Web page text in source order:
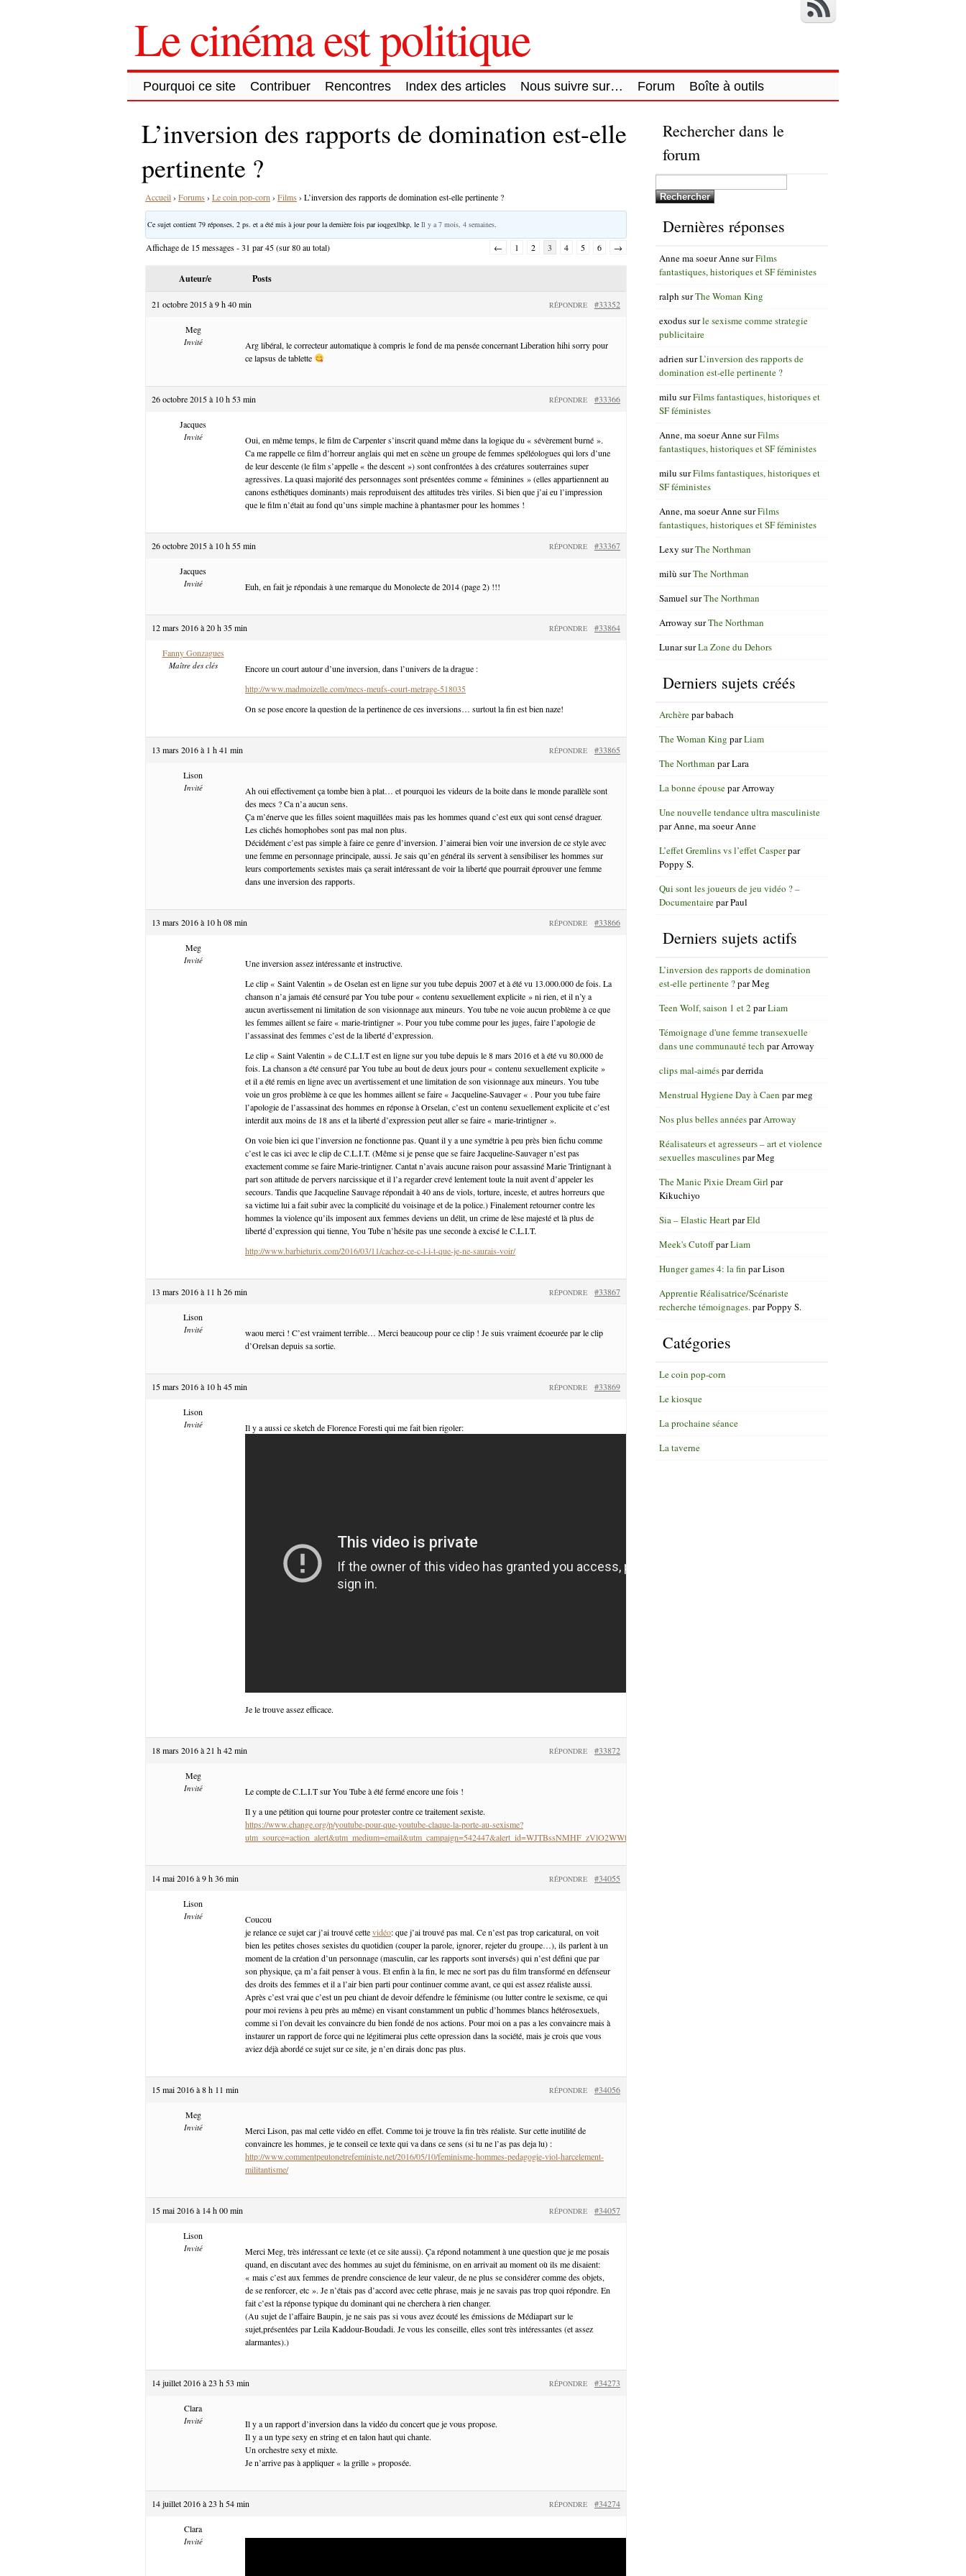
Le cinéma est politique
Pourquoi ce site Contribuer Rencontres Index des articles Nous suivre sur… Forum Boîte à outils
L’inversion des rapports de domination est-elle
pertinente ?
Accueil› Forums › Le coin pop-corn › Films › L’inversion des rapports de domination est-elle pertinente ?
Ce sujet contient 79 réponses, 2 ps. et a été mis à jour pour la dernière fois parioqgexlbkp , le Il y a 7 mois, 4 semaines
Affichage de 15 messages - 31 par 45 (sur 80 au total) ← 1 2 3 4 5 6 →
Auteur/e Posts
21 octobre 2015 à 9 h 40 min #33352
RÉPONDRE
Meg
Invité
Arg libéral, le correcteur automatique à compris le fond de ma pensée concernant Liberation hihi sorry pour
ce lapsus de tablette
26 octobre 2015 à 10 h 53 min #33366
RÉPONDRE
Jacques
Invité
Oui, en même temps, le film de Carpenter s’inscrit quand même dans la logique du « sévèrement burné ».
Ca me rappelle ce film d’horreur anglais qui met en scène un groupe de femmes spéléologues qui lors d’une
de leur descente (le film s’appelle « the descent ») sont confrontées à des créatures souterraines super
agressives. La quasi majorité des personnages sont présentées comme « féminines » (elles appartiennent au
canons esthétiques dominants) mais reproduisent des attitudes très viriles. Si bien que j’ai eu l’impression
que le film n’était au fond qu’uns simple machine à phantasmer pour les hommes !
26 octobre 2015 à 10 h 55 min #33367
RÉPONDRE
Jacques
Invité Euh, en fait je répondais à une remarque du Monolecte de 2014 (page 2) !!!
12 mars 2016 à 20 h 35 min #33864
RÉPONDRE
Fanny Gonzagues
Maître des clés
Encore un court autour d’une inversion, dans l’univers de la drague :
http://www.madmoizelle.com/mecs-meufs-court-metrage-518035
On se pose encore la question de la pertinence de ces inversions… surtout la fin est bien naze!
13 mars 2016 à 1 h 41 min #33865
RÉPONDRE
Lison
Invité
Ah oui effectivement ça tombe bien à plat… et pourquoi les videurs de la boite dans le monde parallèle sont
des mecs ? Ca n’a aucun sens.
Ça m’énerve que les filles soient maquillées mais pas les hommes quand c’est eux qui sont censé draguer.
Les clichés homophobes sont pas mal non plus.
Décidément c’est pas simple à faire ce genre d’inversion. J’aimerai bien voir une inversion de ce style avec
une femme en personnage principale, aussi. Je sais qu’en général ils servent à sensibiliser les hommes sur
leurs comportements sexistes mais ça serait intéressant de voir la liberté que pourrait éprouver une femme
dans une inversion des rapports.
13 mars 2016 à 10 h 08 min #33866
RÉPONDRE
Meg
Invité
Une inversion assez intéressante et instructive.
Le clip « Saint Valentin » de Oselan est en ligne sur you tube depuis 2007 et à été vu 13.000.000 de fois. La
chanson n’a jamais été censuré par You tube pour « contenu sexuellement explicite » ni rien, et il n’y a
aucun avertissement ni limitation de son visionnage aux mineurs. You tube ne voie aucun problème à ce que
les femmes aillent se faire « marie-trintigner ». Pour you tube comme pour les juges, faire l’apologie de
l’assassinat des femmes c’est de la liberté d’expression.
Le clip « Saint Valentin » de C.L.I.T est en ligne sur you tube depuis le 8 mars 2016 et à été vu 80.000 de
fois. La chanson a été censuré par You tube au bout de deux jours pour « contenu sexuellement explicite »
et il a été remis en ligne avec un avertissement et une limitation de son visionnage aux mineurs. You tube
voie un gros problème à ce que les hommes aillent se faire « Jacqueline-Sauvager « . Pour you tube faire
l’apologie de l’assassinat des hommes en réponse à Orselan, c’est un contenu sexuellement explicite et c’est
interdit aux moins de 18 ans et la liberté d’expression peut aller se faire « marie-trintigner ».
On voie bien ici que l’inversion ne fonctionne pas. Quant il y a une symétrie à peu près bien fichu comme
c’est le cas ici avec le clip de C.L.I.T. (Même si je pense que se faire Jacqueline-Sauvager n’est pas
exactement comme se faire Marie-trintigner. Cantat n’avais aucune raison pour assassiné Marie Trintignant à
part son attitude de pervers narcissique et il l’a regarder crevé lentement toute la nuit avent d’appeler les
secours. Tandis que Jacqueline Sauvage répondait à 40 ans de viols, torture, inceste, et autres horreurs que
sa victime lui a fait subir avec la complicité du voisinage et de la police.) Finalement retourner contre les
hommes la violence qu’ils imposent aux femmes deviens un délit, un crime de lèse majesté et là plus de
liberté d’expression qui tienne, You Tube n’hésite pas une seconde à excisé le C.L.I.T.
http://www.barbieturix.com/2016/03/11/cachez-ce-c-l-i-t-que-je-ne-saurais-voir/
13 mars 2016 à 11 h 26 min #33867
RÉPONDRE
Lison
Invité
waou merci ! C’est vraiment terrible… Merci beaucoup pour ce clip ! Je suis vraiment écoeurée par le clip
d’Orelsan depuis sa sortie.
15 mars 2016 à 10 h 45 min #33869
RÉPONDRE
Lison
Invité Il y a aussi ce sketch de Florence Foresti qui me fait bien rigoler:
Je le trouve assez efficace.
18 mars 2016 à 21 h 42 min #33872
RÉPONDRE
Meg
Invité
Le compte de C.L.I.T sur You Tube à été fermé encore une fois !
Il y a une pétition qui tourne pour protester contre ce traitement sexiste.
https://www.change.org/p/youtube-pour-que-youtube-claque-la-porte-au-sexisme?
utm_source=action_alert&utm_medium=email&utm_campaign=542447&alert_id=WJTBssNMHF_zVlO2WWtMLcWsyRwq8p97Qrr4hUbr9p37iA0iamS55Q%3D
14 mai 2016 à 9 h 36 min #34055
RÉPONDRE
Lison
Invité
Coucou
je relance ce sujet car j’ai trouvé cettevidéo: que j’ai trouvé pas mal. Ce n’est pas trop caricatural, on voit
bien les petites choses sexistes du quotidien (couper la parole, ignorer, rejeter du groupe…), ils parlent à un
moment de la création d’un personnage (masculin, car les rapports sont inversés) qui n’est défini que par
son physique, ça m’a fait penser à vous. Et enfin à la fin, le mec ne sort pas du film transformé en défenseur
des droits des femmes et il a l’air bien parti pour continuer comme avant, ce qui est assez réaliste aussi.
Après c’est vrai que c’est un peu chiant de devoir défendre le féminisme (ou lutter contre le sexisme, ce qui
pour moi reviens à peu près au même) en visant constamment un public d’hommes blancs hétérosexuels,
comme si l’on devait les convaincre du bien fondé de nos actions. Pour moi on a pas a les convaincre mais à
instaurer un rapport de force qui ne légitimerai plus cette opression dans la société, mais je crois que vous
aviez déjà abordé ce sujet sur ce site, je n’en dirais donc pas plus.
15 mai 2016 à 8 h 11 min #34056
RÉPONDRE
Meg
Invité
Merci Lison, pas mal cette vidéo en effet. Comme toi je trouve la fin très réaliste. Sur cette inutilité de
convaincre les hommes, je te conseil ce texte qui va dans ce sens (si tu ne l’as pas deja lu) :
http://www.commentpeutonetrefeministe.net/2016/05/10/feminisme-hommes-pedagogie-viol-harcelement-
militantisme/
15 mai 2016 à 14 h 00 min #34057
RÉPONDRE
Lison
Invité
Merci Meg, très intéressant ce texte (et ce site aussi). Ça répond notamment à une question que je me posais
quand, en discutant avec des hommes au sujet du féminisme, on en arrivait au moment où ils me disaient:
« mais c’est aux femmes de prendre conscience de leur valeur, de ne plus se considérer comme des objets,
de se renforcer, etc ». Je n’étais pas d’accord avec cette phrase, mais je ne savais pas trop quoi répondre. En
fait c’est la réponse typique du dominant qui ne cherchera à rien changer.
(Au sujet de l’affaire Baupin, je ne sais pas si vous avez écouté les émissions de Médiapart sur le
sujet,présentées par Leila Kaddour-Boudadi. Je vous les conseille, elles sont très intéressantes (et assez
alarmantes).)
14 juillet 2016 à 23 h 53 min #34273
RÉPONDRE
Clara
Invité
Il y a un rapport d’inversion dans la vidéo du concert que je vous propose.
Il y a un type sexy en string et en talon haut qui chante.
Un orchestre sexy et mixte.
Je n’arrive pas à appliquer « la grille » proposée.
14 juillet 2016 à 23 h 54 min #34274
RÉPONDRE
Clara
Invité
Rechercher dans le
forum
Dernières réponses
Anne ma soeur AnnesurFilms
fantastiques, historiques et SF féministes
ralph surThe Woman King
exodussurle sexisme comme strategie
publicitaire
adrien surL’inversion des rapports de
domination est-elle pertinente ?
milu surFilms fantastiques, historiques et
SF féministes
Anne, ma soeur AnnesurFilms
fantastiques, historiques et SF féministes
milu surFilms fantastiques, historiques et
SF féministes
Anne, ma soeur AnnesurFilms
fantastiques, historiques et SF féministes
Lexy surThe Northman
milù surThe Northman
Samuel surThe Northman
Arroway surThe Northman
LunarsurLa Zone du Dehors
Derniers sujets créés
Archèreparbabach
The Woman King parLiam
The Northman parLara
La bonne épouseparArroway
Une nouvelle tendance ultra masculiniste
parAnne, ma soeur Anne
L’effet Gremlins vs l’effet Casperpar
Poppy S.
Qui sont les joueurs de jeu vidéo ? –
DocumentaireparPaul
Derniers sujets actifs
L’inversion des rapports de domination
est-elle pertinente ?parMeg
Teen Wolf, saison 1 et 2 parLiam
Témoignage d'une femme transexuelle
dans une communauté tech parArroway
clips mal-aimésparderrida
Menstrual Hygiene Day à Caen parmeg
Nos plus belles annéesparArroway
Réalisateurs et agresseurs – art et violence
sexuelles masculinesparMeg
The Manic Pixie Dream Girl par
Kikuchiyo
Sia – Elastic HeartparEld
Meek's CutoffparLiam
Hunger games 4: la fin parLison
Apprentie Réalisatrice/Scénariste
recherche témoignages. parPoppy S.
Catégories
Le coin pop-corn
Le kiosque
La prochaine séance
La taverne